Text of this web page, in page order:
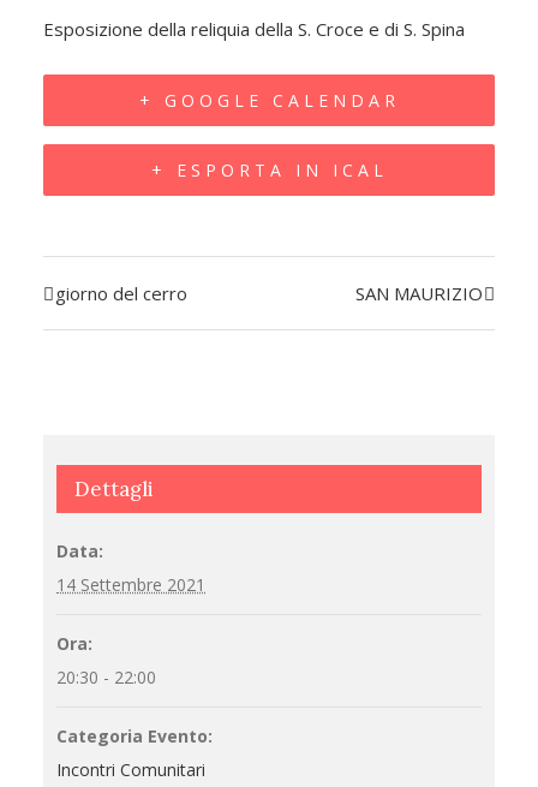
Esposizione della reliquia della S. Croce e di S. Spina
+ GOOGLE CALENDAR
+ ESPORTA IN ICAL
Evento
giorno del cerro SAN MAURIZIO
Dettagli
Data:
14 Settembre 2021
Ora:
20:30 - 22:00
Categoria Evento:
Incontri Comunitari